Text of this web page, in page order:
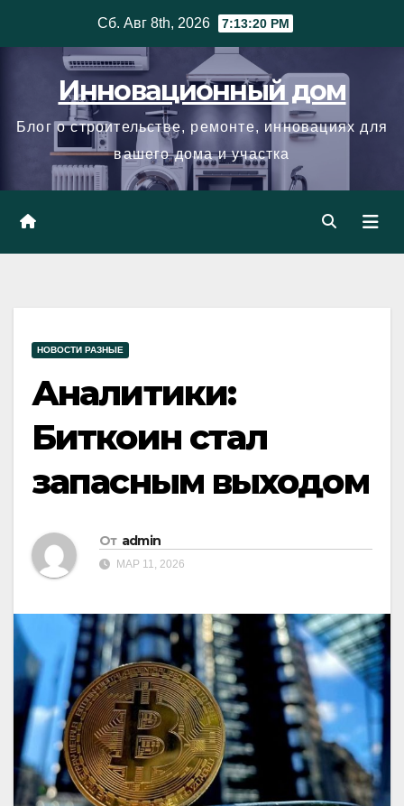
Сб. Авг 8th, 2026 7:13:21 PM
Инновационный дом
Блог о строительстве, ремонте, инновациях для
вашего дома и участка
НОВОСТИ РАЗНЫЕ
Аналитики:
Биткоин стал
запасным выходом
От admin
МАР 11, 2026